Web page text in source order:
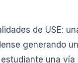
de USE:
generando
una